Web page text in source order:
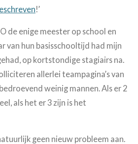
!’
de enige meester op school en
van hun basisschooltijd had mijn
op kortstondige stagiairs na.
allerlei teampagina’s van
weinig mannen. Als er 2
als het er 3 zijn is het
geen nieuw probleem aan.